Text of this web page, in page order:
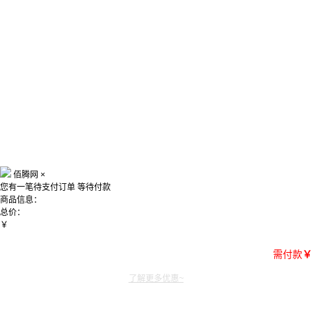
佰腾网 ×
您有一笔待支付订单 等待付款
商品信息：
总价：
￥
需付款￥
了解更多优惠~